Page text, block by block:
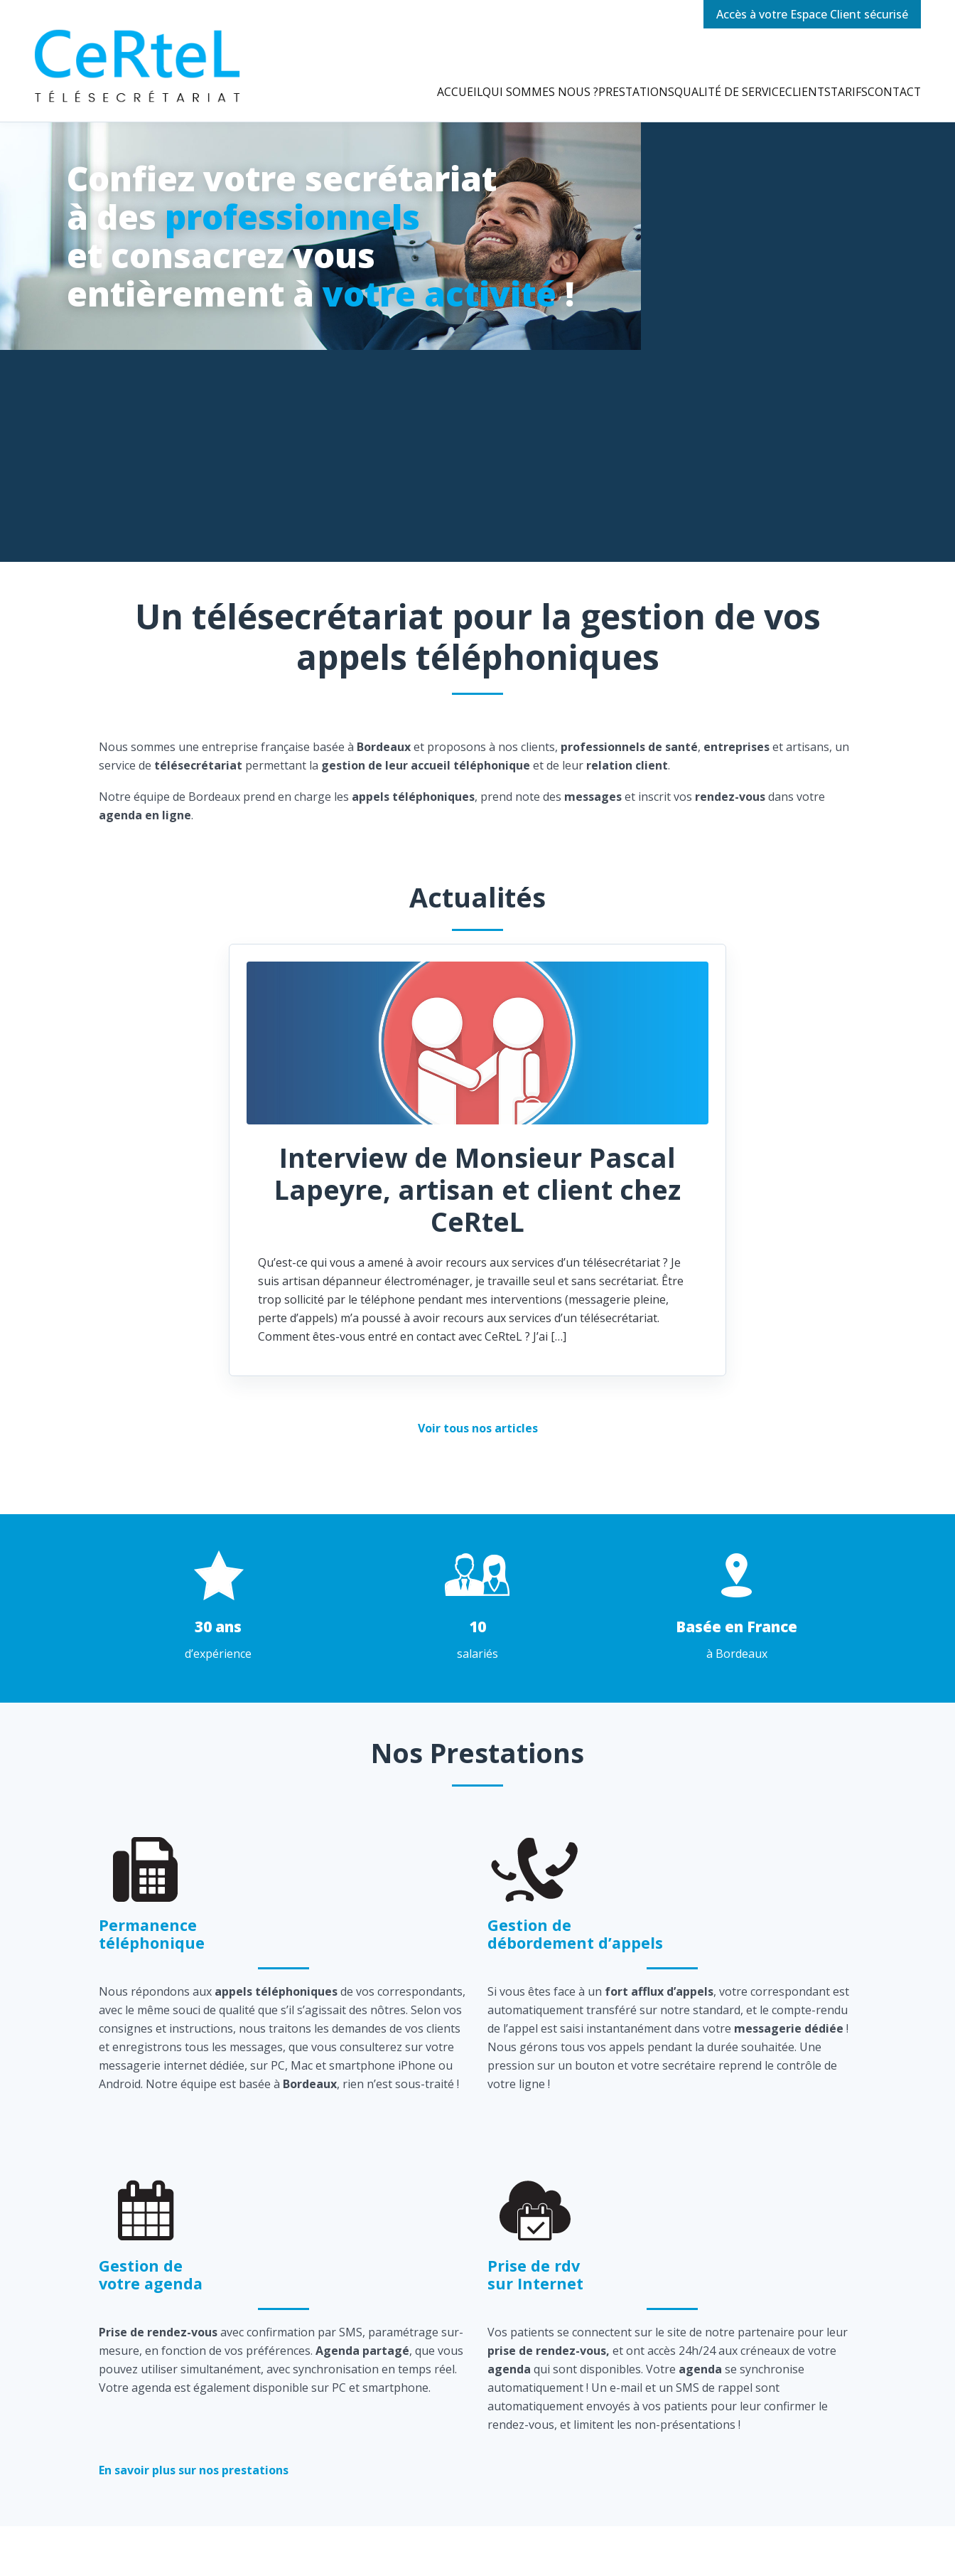
Accès à votre Espace Client sécurisé
ACCUEILQUI SOMMES NOUS ?PRESTATIONSQUALITÉ DE SERVICECLIENTSTARIFSCONTACT
Confiez votre secrétariat
à des professionnels
et consacrez vous
entièrement àvotre activité!
Un télésecrétariat pour la gestion de vos
appels téléphoniques
Nous sommes une entreprise française basée à Bordeauxet proposons à nos clients, professionnels de santé, entrepriseset artisans, un
service de télésecrétariat permettant la gestion de leur accueil téléphonique et de leur relation client.
Notre équipe de Bordeaux prend en charge les appels téléphoniques, prend note des messageset inscrit vos rendez-vousdans votre
agenda en ligne.
Actualités
Interview de Monsieur Pascal
Lapeyre, artisan et client chez
CeRteL
Qu’est-ce qui vous a amené à avoir recours aux services d’un télésecrétariat ? Je
suis artisan dépanneur électroménager, je travaille seul et sans secrétariat. Être
trop sollicité par le téléphone pendant mes interventions (messagerie pleine,
perte d’appels) m’a poussé à avoir recours aux services d’un télésecrétariat.
Comment êtes-vous entré en contact avec CeRteL ? J’ai […]
Voir tous nos articles
30 ans
d’expérience
10
salariés
Basée en France
à Bordeaux
Nos Prestations
Permanence
téléphonique
Nous répondons aux appels téléphoniquesde vos correspondants,
avec le même souci de qualité que s’il s’agissait des nôtres. Selon vos
consignes et instructions, nous traitons les demandes de vos clients
et enregistrons tous les messages, que vous consulterez sur votre
messagerie internet dédiée, sur PC, Mac et smartphone iPhone ou
Android. Notre équipe est basée à Bordeaux, rien n’est sous-traité !
Gestion de
débordement d’appels
Si vous êtes face à un fort afflux d’appels, votre correspondant est
automatiquement transféré sur notre standard, et le compte-rendu
de l’appel est saisi instantanément dans votre messagerie dédiée !
Nous gérons tous vos appels pendant la durée souhaitée. Une
pression sur un bouton et votre secrétaire reprend le contrôle de
votre ligne !
Gestion de
votre agenda
Prise de rendez-vousavec confirmation par SMS, paramétrage sur-
mesure, en fonction de vos préférences. Agenda partagé, que vous
pouvez utiliser simultanément, avec synchronisation en temps réel.
Votre agenda est également disponible sur PC et smartphone.
Prise de rdv
sur Internet
Vos patients se connectent sur le site de notre partenaire pour leur
prise de rendez-vous, et ont accès 24h/24 aux créneaux de votre
agenda qui sont disponibles. Votre agenda se synchronise
automatiquement ! Un e-mail et un SMS de rappel sont
automatiquement envoyés à vos patients pour leur confirmer le
rendez-vous, et limitent les non-présentations !
En savoir plus sur nos prestations